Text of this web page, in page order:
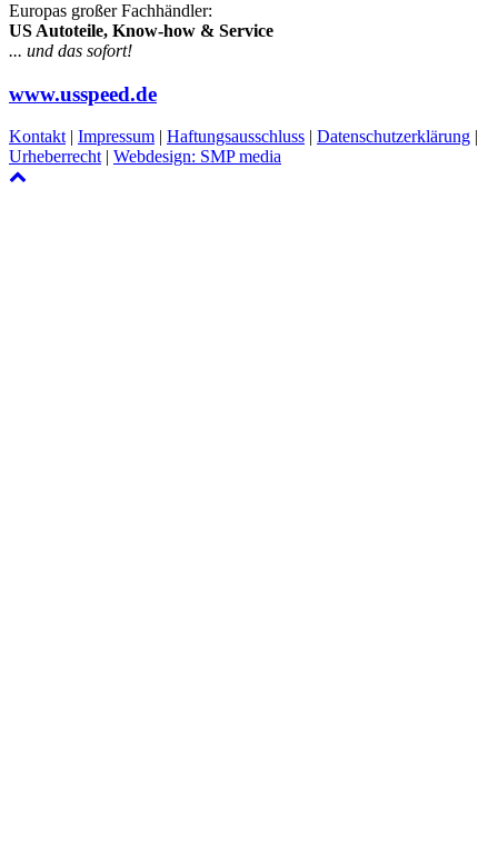
Europas großer Fachhändler:
US Autoteile, Know-how & Service
... und das sofort!
www.usspeed.de
Kontakt | Impressum | Haftungsausschluss | Datenschutzerklärung |
Urheberrecht | Webdesign: SMP media